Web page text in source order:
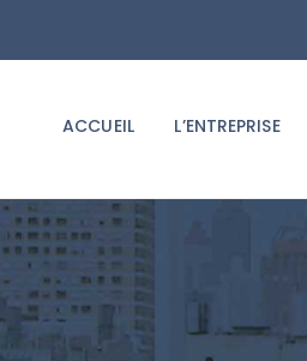
ACCUEIL L’ENTREPRISE
LE BLOG
DEMANDER UN
DEVIS